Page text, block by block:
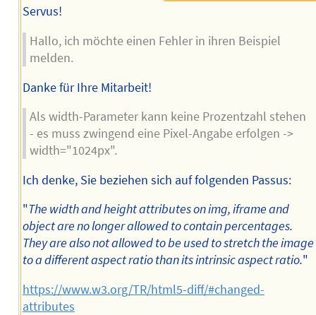
Servus!
Hallo, ich möchte einen Fehler in ihren Beispiel
melden.
Danke für Ihre Mitarbeit!
Als width-Parameter kann keine Prozentzahl stehen
- es muss zwingend eine Pixel-Angabe erfolgen ->
width="1024px".
Ich denke, Sie beziehen sich auf folgenden Passus:
"The width and height attributes on img, iframe and
object are no longer allowed to contain percentages.
They are also not allowed to be used to stretch the image
to a different aspect ratio than its intrinsic aspect ratio."
https://www.w3.org/TR/html5-diff/#changed-
attributes